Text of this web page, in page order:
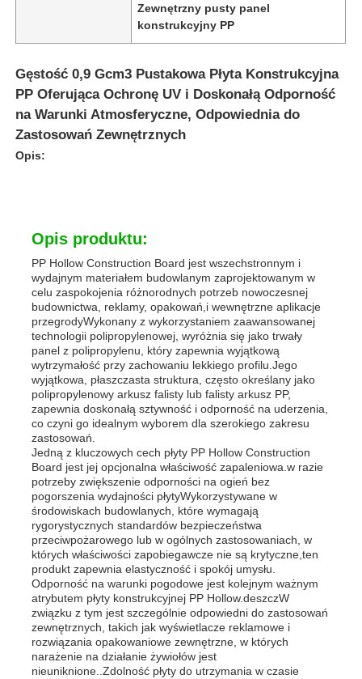
Produkty
O nas
Wycieczka po fabryce
Kontrola jakości
Skontaktuj się z nami
Aktualności
Wszystkie przypadki
Poprosić o wycenę
Płyty plastikowe pp
Zewnętrzny pusty panel
konstrukcyjny PP
Gęstość 0,9 Gcm3 Pustakowa Płyta Konstrukcyjna
PP Oferująca Ochronę UV i Doskonałą Odporność
na Warunki Atmosferyczne, Odpowiednia do
Zastosowań Zewnętrznych
Opis:
Opis produktu:
PP Hollow Construction Board jest wszechstronnym i
wydajnym materiałem budowlanym zaprojektowanym w
celu zaspokojenia różnorodnych potrzeb nowoczesnej
budownictwa, reklamy, opakowań,i wewnętrzne aplikacje
przegrodyWykonany z wykorzystaniem zaawansowanej
technologii polipropylenowej, wyróżnia się jako trwały
panel z polipropylenu, który zapewnia wyjątkową
wytrzymałość przy zachowaniu lekkiego profilu.Jego
wyjątkowa, płaszczasta struktura, często określany jako
polipropylenowy arkusz falisty lub falisty arkusz PP,
zapewnia doskonałą sztywność i odporność na uderzenia,
co czyni go idealnym wyborem dla szerokiego zakresu
zastosowań.
Jedną z kluczowych cech płyty PP Hollow Construction
Board jest jej opcjonalna właściwość zapaleniowa.w razie
potrzeby zwiększenie odporności na ogień bez
pogorszenia wydajności płytyWykorzystywane w
środowiskach budowlanych, które wymagają
rygorystycznych standardów bezpieczeństwa
przeciwpożarowego lub w ogólnych zastosowaniach, w
których właściwości zapobiegawcze nie są krytyczne,ten
produkt zapewnia elastyczność i spokój umysłu.
Odporność na warunki pogodowe jest kolejnym ważnym
atrybutem płyty konstrukcyjnej PP Hollow.deszczW
związku z tym jest szczególnie odpowiedni do zastosowań
zewnętrznych, takich jak wyświetlacze reklamowe i
rozwiązania opakowaniowe zewnętrzne, w których
narażenie na działanie żywiołów jest
nieuniknione..Zdolność płyty do utrzymania w czasie